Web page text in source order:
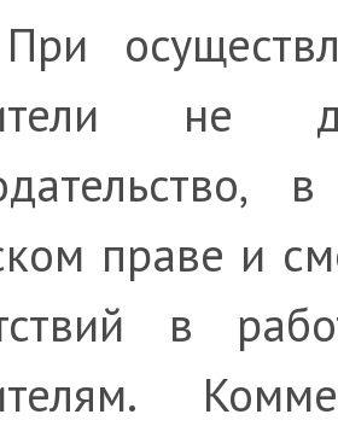
не
праве и
в